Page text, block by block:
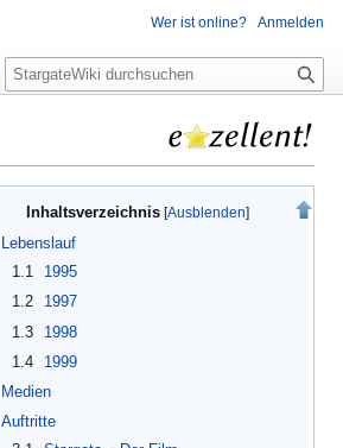
Inhaltsverzeichnis
Lebenslauf
1.1
1995
1.2
1997
1.3
1998
1.4
1999
Medien
Auftritte
Wer ist online? Anmelden
S
u
e